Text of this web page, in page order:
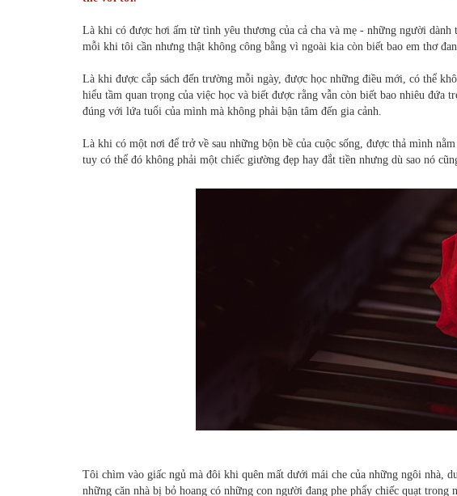
Là khi có được hơi ấm từ tình yêu thương của cả cha và mẹ - những người
mỗi khi tôi cần nhưng thật không công bằng vì ngoài kia còn biết bao em thơ
Là khi được cắp sách đến trường mỗi ngày, được học những điều mới, có thể
hiểu tầm quan trọng của việc học và biết được rằng vẫn còn biết bao nhiêu đứa
đúng với lứa tuổi của mình mà không phải bận tâm đến gia cảnh.
Là khi có một nơi để trở về sau những bộn bề của cuộc sống, được thả mình
tuy có thể đó không phải một chiếc giường đẹp hay đắt tiền nhưng dù sao nó
Tôi chìm vào giấc ngủ mà đôi khi quên mất dưới mái che của những ngôi nhà,
những căn nhà bị bỏ hoang có những con người đang phe phẩy chiếc quạt